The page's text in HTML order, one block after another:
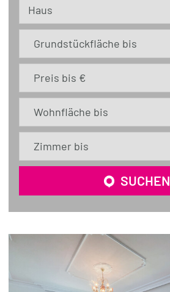
Grundstückfläche bis
Preis bis €
Wohnfläche bis
Zimmer bis
SUCHEN